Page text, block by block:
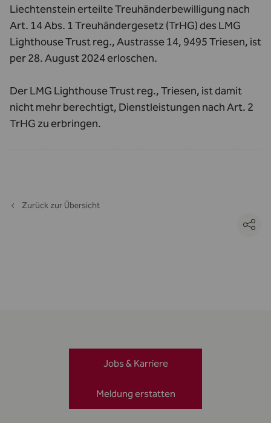
Liechtenstein erteilte Treuhänderbewilligung nach
Art. 14 Abs. 1 Treuhändergesetz (TrHG) des LMG
Lighthouse Trust reg., Austrasse 14, 9495 Triesen, ist
per 28. August 2024 erloschen.
Der LMG Lighthouse Trust reg., Triesen, ist damit
nicht mehr berechtigt, Dienstleistungen nach Art. 2
TrHG zu erbringen.
Zurück zur Übersicht
Jobs & Karriere
Meldung erstatten